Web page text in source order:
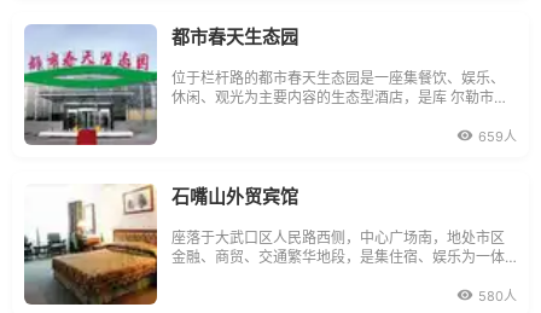
都市春天生态园
位于栏杆路的都市春天生态园是一座集餐饮、娱乐、
休闲、观光为主要内容的生态型酒店，是库 尔勒市休
659人
石嘴山外贸宾馆
座落于大武口区人民路西侧，中心广场南，地处市区
金融、商贸、交通繁华地段，是集住宿、娱乐为一体
580人